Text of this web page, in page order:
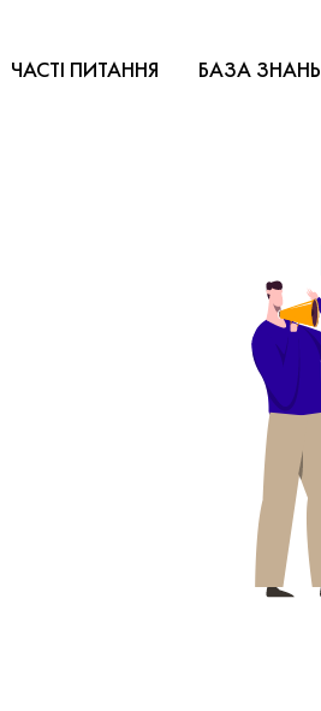
ЧАСТІ ПИТАННЯ БАЗА ЗНАНЬ